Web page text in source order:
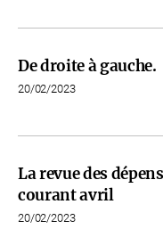
De droite à gauche.
20/02/2023
La revue des
courant avril
20/02/2023